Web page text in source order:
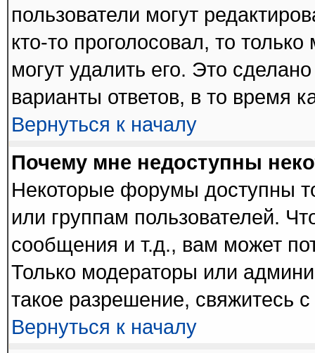
пользователи могут
кто-то проголосовал, то
могут удалить его. Это
варианты ответов, в то время
Вернуться к началу
Почему мне недоступны
Некоторые форумы доступны
или группам пользователей.
сообщения и т.д., вам может
Только модераторы или
такое разрешение, свяжитесь
Вернуться к началу